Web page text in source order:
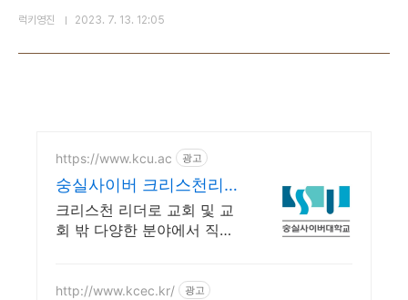
럭키영진 2023. 7. 13. 12:05
https://www.kcu.ac 광고
숭실사이버 크리스천리더
십학과 신편입생 모집 중!
크리스천 리더로 교회 및 교
회 밖 다양한 분야에서 직무
자! 한국최초 사이버대학교!
http://www.kcec.kr/ 광고